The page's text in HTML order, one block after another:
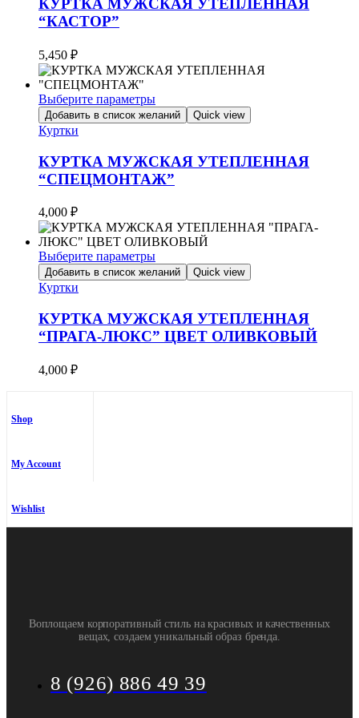
вариаций.
Опции
выбрать
на
странице
товара.
КУРТКА МУЖСКАЯ УТЕПЛЕННАЯ
“КАСТОР”
5,450 ₽
Выберите параметры
Этот
товар
имеет
несколько
вариаций.
Опции
выбрать
на
странице
товара.
Добавить в список желаний Quick view
Куртки
КУРТКА МУЖСКАЯ УТЕПЛЕННАЯ
“СПЕЦМОНТАЖ”
4,000 ₽
Выберите параметры
Этот
товар
имеет
несколько
вариаций.
Опции
выбрать
Добавить в список желаний Quick view
Куртки
КУРТКА МУЖСКАЯ УТЕПЛЕННАЯ
“ПРАГА-ЛЮКС” ЦВЕТ ОЛИВКОВЫЙ
4,000 ₽
Shop
My Account
Wishlist
Воплощаем корпоративный стиль на красивых и качественных
вещах, создаем уникальный образ бренда.
8 (926) 886 49 39